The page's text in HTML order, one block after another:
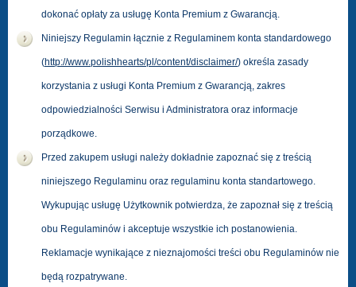
dokonać opłaty za usługę Konta Premium z Gwarancją.
Niniejszy Regulamin łącznie z Regulaminem konta standardowego
(http://www.polishhearts/pl/content/disclaimer/) określa zasady
korzystania z usługi Konta Premium z Gwarancją, zakres
odpowiedzialności Serwisu i Administratora oraz informacje
porządkowe.
Przed zakupem usługi należy dokładnie zapoznać się z treścią
niniejszego Regulaminu oraz regulaminu konta standartowego.
Wykupując usługę Użytkownik potwierdza, że zapoznał się z treścią
obu Regulaminów i akceptuje wszystkie ich postanowienia.
Reklamacje wynikające z nieznajomości treści obu Regulaminów nie
będą rozpatrywane.